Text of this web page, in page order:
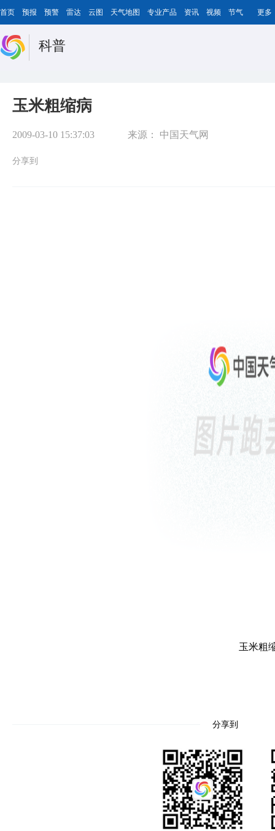
首页 预报 预警 雷达 云图 天气地图 专业产品 资讯 视频 节气 更多
科普
玉米粗缩病
2009-03-10 15:37:03 来源： 中国天气网
分享到
玉米粗
分享到